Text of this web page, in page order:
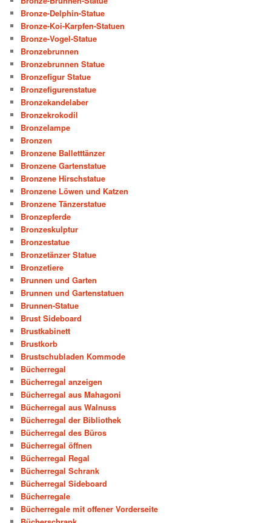
Bronze-Delphin-Statue
Bronze-Koi-Karpfen-Statuen
Bronze-Vogel-Statue
Bronzebrunnen
Bronzebrunnen Statue
Bronzefigur Statue
Bronzefigurenstatue
Bronzekandelaber
Bronzekrokodil
Bronzelampe
Bronzen
Bronzene Balletttänzer
Bronzene Gartenstatue
Bronzene Hirschstatue
Bronzene Löwen und Katzen
Bronzene Tänzerstatue
Bronzepferde
Bronzeskulptur
Bronzestatue
Bronzetänzer Statue
Bronzetiere
Brunnen und Garten
Brunnen und Gartenstatuen
Brunnen-Statue
Brust Sideboard
Brustkabinett
Brustkorb
Brustschubladen Kommode
Bücherregal
Bücherregal anzeigen
Bücherregal aus Mahagoni
Bücherregal aus Walnuss
Bücherregal der Bibliothek
Bücherregal des Büros
Bücherregal öffnen
Bücherregal Regal
Bücherregal Schrank
Bücherregal Sideboard
Bücherregale
Bücherregale mit offener Vorderseite